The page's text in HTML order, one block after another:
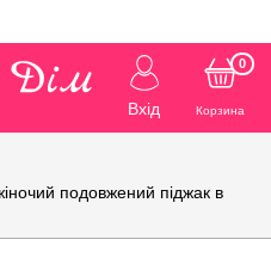
Вхід Корзина
0
подовжений піджак в